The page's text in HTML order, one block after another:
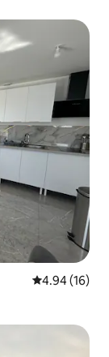
평점 4.94점(5
4.94 (16)